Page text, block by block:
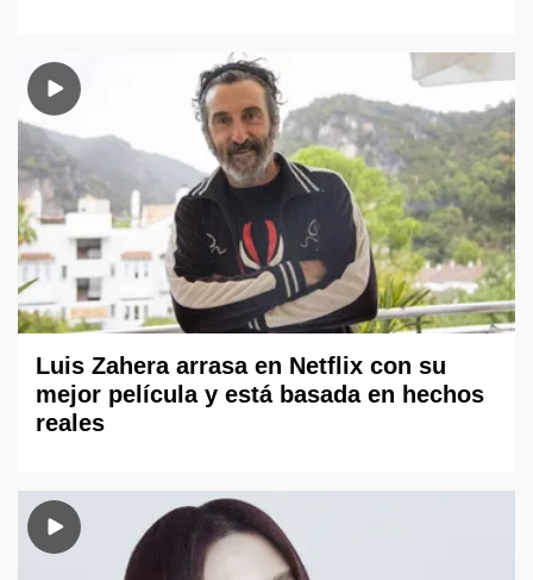
Luis Zahera arrasa en Netflix con su
mejor película y está basada en hechos
reales